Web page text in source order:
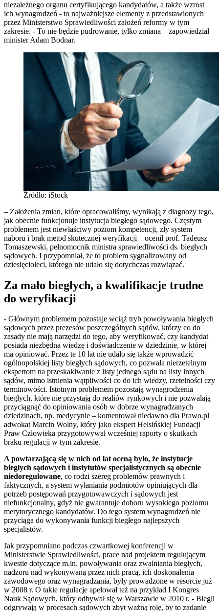
niezależnego organu certyfikującego kandydatów, a także wzrost
ich wynagrodzeń - to najważniejsze elementy z przedstawionych
przez Ministerstwo Sprawiedliwości założeń reformy w tym
zakresie. - To nie będzie pudrowanie, tylko zmiana – zapowiedział
minister Adam Bodnar.
Źródło: iStock
– Założenia zmian, które opracowaliśmy, wynikają z diagnozy tego,
jak obecnie funkcjonuje instytucja biegłego sądowego. Częstym
problemem jest niewłaściwy poziom kompetencji, zły system
naboru i brak metod skutecznej weryfikacji – ocenił prof. Tadeusz
Tomaszewski, pełnomocnik ministra sprawiedliwości ds. biegłych
sądowych. I przypomniał, że to problem sygnalizowany od
dziesięcioleci, którego nie udało się dotychczas rozwiązać.
Za mało biegłych, a kwalifikacje trudne
do weryfikacji
- Głównym problemem pozostaje wciąż tryb powoływania biegłych
sądowych przez prezesów poszczególnych sądów, którzy co do
zasady nie mają narzędzi do tego, aby weryfikować, czy kandydat
posiada niezbędna wiedzę i doświadczenie w dziedzinie, w której
ma opiniować. Przez te 10 lat nie udało się także wprowadzić
ogólnopolskiej listy biegłych sądowych, co pozwala nierzetelnym
ekspertom na przeskakiwanie z listy jednego sądu na listy innych
sądów, mimo istnienia wątpliwości co do ich wiedzy, rzetelności czy
terminowości. Istotnym problemem pozostają wynagrodzenia
biegłych, które nie przystają do realiów rynkowych i nie pozwalają
przyciągnąć do opiniowania osób w dobrze wynagradzanych
dziedzinach, np. medycynie – komentował niedawno dla Prawo.pl
adwokat Marcin Wolny, który jako ekspert Helsińskiej Fundacji
Praw Człowieka przygotowywał wcześniej raporty o skutkach
braku regulacji w tym zakresie.
A powtarzającą się w nich od lat oceną było, że instytucje
biegłych sądowych i instytutów specjalistycznych są obecnie
niedoregulowane, co rodzi szereg problemów prawnych i
faktycznych, a system wyłaniania podmiotów opiniujących dla
potrzeb postępowań przygotowawczych i sądowych jest
niefunkcjonalny, gdyż nie gwarantuje doboru wysokiego poziomu
merytorycznego kandydatów. Do tego system wynagrodzeń nie
przyciąga do wykonywania funkcji biegłego najlepszych
specjalistów.
Jak przypomniano podczas czwartkowej konferencji w
Ministerstwie Sprawiedliwości, prace nad projektem regulującym
kwestie dotyczące m.in. powoływania oraz zwalniania biegłych,
nadzoru nad wykonywaną przez nich pracą, ich doskonalenia
zawodowego oraz wynagradzania, były prowadzone w resorcie już
w 2008 r. O takie regulacje apelował też na przykład I Kongres
Nauk Sądowych, który odbywał się w Warszawie w 2010 r. - Biegli
odgrywają w procesach sądowych zbyt ważną rolę, by to zadanie